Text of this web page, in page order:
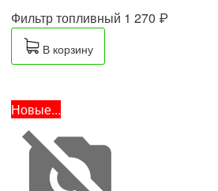
Фильтр топливный 1 270 ₽
В корзину
Новые...